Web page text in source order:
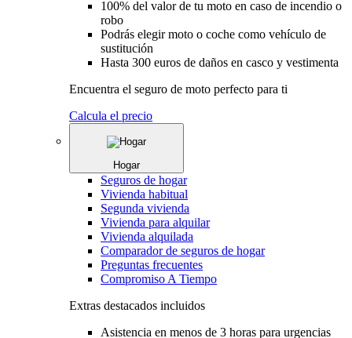
100% del valor de tu moto en caso de incendio o
robo
Podrás elegir moto o coche como vehículo de
sustitución
Hasta 300 euros de daños en casco y vestimenta
Encuentra el seguro de moto perfecto para ti
Calcula el precio
Hogar
Seguros de hogar
Vivienda habitual
Segunda vivienda
Vivienda para alquilar
Vivienda alquilada
Comparador de seguros de hogar
Preguntas frecuentes
Compromiso A Tiempo
Extras destacados incluidos
Asistencia en menos de 3 horas para urgencias